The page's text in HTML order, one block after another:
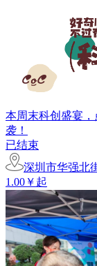
本周末科创盛宴
袭！
已结束
深圳市华强北
1.00￥起